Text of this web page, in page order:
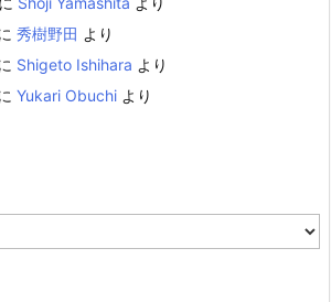
秀樹野田 より
Shigeto Ishihara より
Yukari Obuchi より